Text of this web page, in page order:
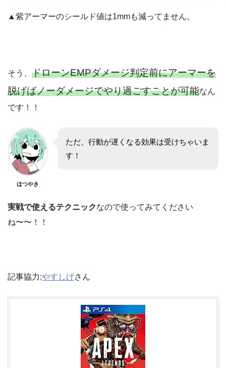
▲紫アーマーのシールド値は1mmも減ってません。
そう、 ドローンEMPダメージ判定前にアーマーを
脱げばノーダメージでやり過ごすことが可能なん
です！！
ほつやき
ただ、行動が遅くなる効果は受けちゃいま
す！
実戦で使えるテクニックなので使ってみてください
ね〜〜！！
記事協力:やすしげさん